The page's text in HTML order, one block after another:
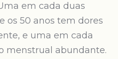
em cada duas
os 50 anos tem dores
e uma em cada
menstrual abundante.